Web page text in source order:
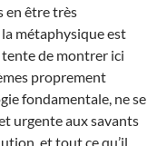
en être très
métaphysique est
de montrer ici
proprement
fondamentale, ne se
urgente aux savants
et tout ce qu’il